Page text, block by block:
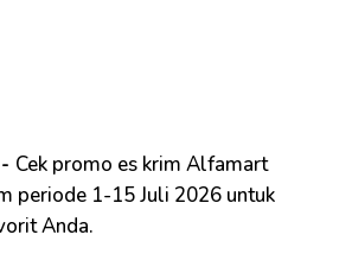
Cek promo es krim Alfamart
periode 1-15 Juli 2026 untuk
Anda.